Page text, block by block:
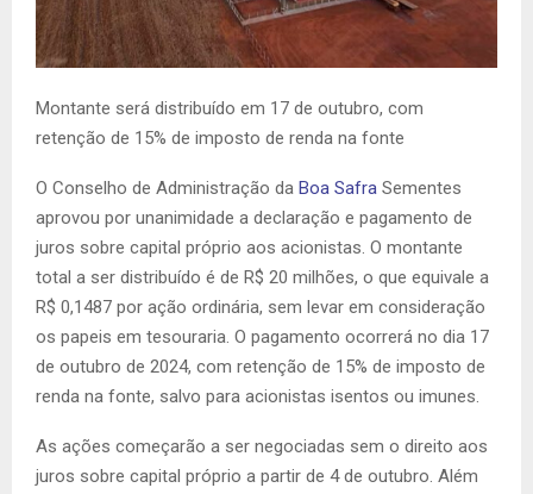
Montante será distribuído em 17 de outubro, com
retenção de 15% de imposto de renda na fonte
O Conselho de Administração da Boa Safra Sementes
aprovou por unanimidade a declaração e pagamento de
juros sobre capital próprio aos acionistas. O montante
total a ser distribuído é de R$ 20 milhões, o que equivale a
R$ 0,1487 por ação ordinária, sem levar em consideração
os papeis em tesouraria. O pagamento ocorrerá no dia 17
de outubro de 2024, com retenção de 15% de imposto de
renda na fonte, salvo para acionistas isentos ou imunes.
As ações começarão a ser negociadas sem o direito aos
juros sobre capital próprio a partir de 4 de outubro. Além